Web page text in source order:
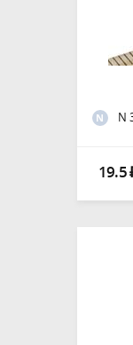
N N
19.5